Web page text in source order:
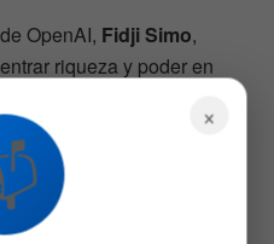
OpenAI, Fidji Simo,
riqueza y poder en
no son distribuidos de
advertencias similares
, CEO de
×